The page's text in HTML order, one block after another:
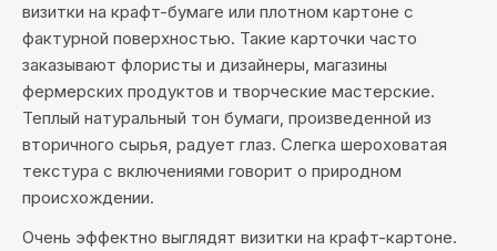
визитки на крафт-бумаге или плотном картоне с
фактурной поверхностью. Такие карточки часто
заказывают флористы и дизайнеры, магазины
фермерских продуктов и творческие мастерские.
Теплый натуральный тон бумаги, произведенной из
вторичного сырья, радует глаз. Слегка шероховатая
текстура с включениями говорит о природном
происхождении.
Очень эффектно выглядят визитки на крафт-картоне.